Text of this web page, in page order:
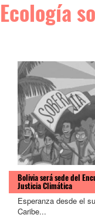
Ecología
Bolivia será sede del
Justicia Climática
Esperanza desde el
Caribe...